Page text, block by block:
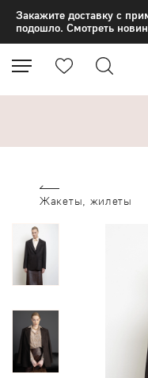
Закажите доставку с
подошло. Смотреть
Жакеты, жилеты